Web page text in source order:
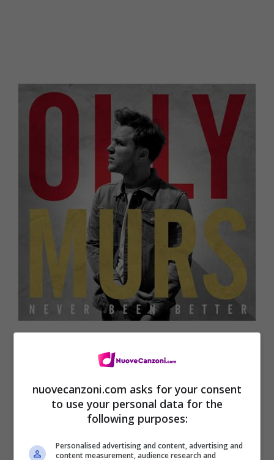
Tracklist Never Been Better – Olly Murs
(Disponibile su Amazon nei formati
CD,CD DeluxeeDigital Download edizione
nuovecanzoni.com asks for your consent
to use your personal data for the
following purposes:
Personalised advertising and content, advertising and
content measurement, audience research and